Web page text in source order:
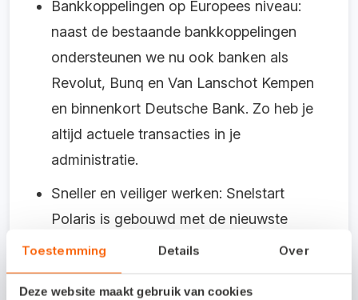
Toestemming Details Over
Deze website maakt gebruik van cookies
Bankkoppelingen op Europees niveau:
naast de bestaande bankkoppelingen
ondersteunen we nu ook banken als
Revolut, Bunq en Van Lanschot Kempen
en binnenkort Deutsche Bank. Zo heb je
altijd actuele transacties in je
administratie.
Sneller en veiliger werken: Snelstart
Polaris is gebouwd met de nieuwste
technologieën en de hoogste
beveiligingsstandaarden, zodat je
administratie optimaal beschermd is. De